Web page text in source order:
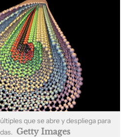
que se abre y despliega para
Getty Images